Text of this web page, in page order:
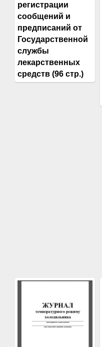
регистрации
сообщений и
предписаний от
Государственной
службы
лекарственных
средств (96 стр.)